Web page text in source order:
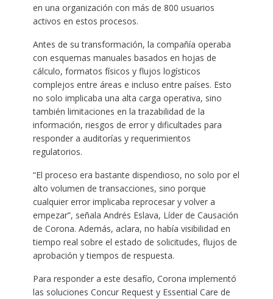
en una organización con más de 800 usuarios
activos en estos procesos.
Antes de su transformación, la compañía operaba
con esquemas manuales basados en hojas de
cálculo, formatos físicos y flujos logísticos
complejos entre áreas e incluso entre países. Esto
no solo implicaba una alta carga operativa, sino
también limitaciones en la trazabilidad de la
información, riesgos de error y dificultades para
responder a auditorías y requerimientos
regulatorios.
“El proceso era bastante dispendioso, no solo por el
alto volumen de transacciones, sino porque
cualquier error implicaba reprocesar y volver a
empezar”, señala Andrés Eslava, Líder de Causación
de Corona. Además, aclara, no había visibilidad en
tiempo real sobre el estado de solicitudes, flujos de
aprobación y tiempos de respuesta.
Para responder a este desafío, Corona implementó
las soluciones Concur Request y Essential Care de